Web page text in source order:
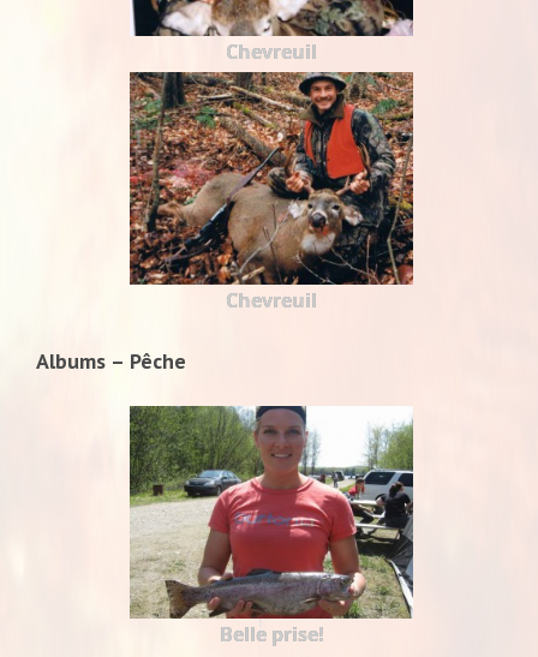
Chevreuil
Chevreuil
Albums – Pêche
Belle prise!